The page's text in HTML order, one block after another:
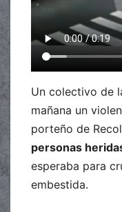
Un colectivo de
mañana un
porteño de
personas
esperaba para
embestida.